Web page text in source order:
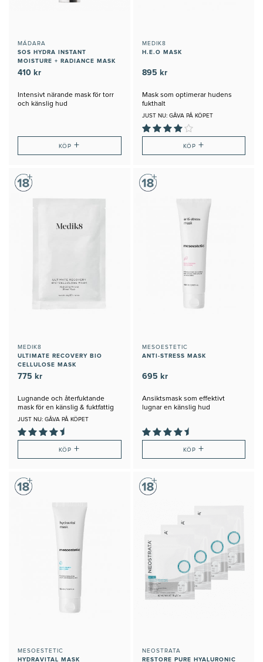
MÁDARA
SOS HYDRA INSTANT
MOISTURE + RADIANCE MASK
410 kr
Intensivt närande mask för torr
och känslig hud
KÖP+
MEDIK8
H.E.O MASK
895 kr
Mask som optimerar hudens
fukthalt
JUST NU: GÅVA PÅ KÖPET
KÖP +
MEDIK8
ULTIMATE RECOVERY BIO
CELLULOSE MASK
775 kr
Lugnande och återfuktande
mask för en känslig & fuktfattig
hud
JUST NU: GÅVA PÅ KÖPET
KÖP+
MESOESTETIC
ANTI-STRESS MASK
695 kr
Ansiktsmask som effektivt
lugnar en känslig hud
KÖP +
MESOESTETIC
HYDRAVITAL MASK
NEOSTRATA
RESTORE PURE HYALURONIC